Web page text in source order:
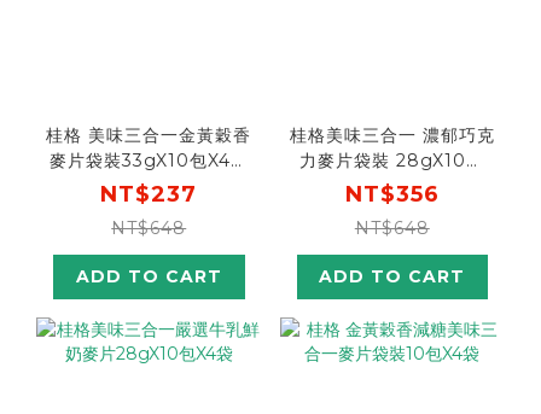
桂格 美味三合一金黃穀香
麥片袋裝33gX10包X4袋
(效期2026/10/01)
NT$237
NT$648
ADD TO CART
桂格美味三合一 濃郁巧克
力麥片袋裝 28gX10包
X4袋
NT$356
NT$648
ADD TO CART